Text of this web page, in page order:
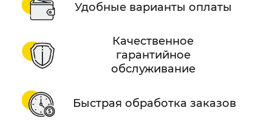
Удобные варианты оплаты
Качественное
гарантийное
обслуживание
Быстрая обработка заказов